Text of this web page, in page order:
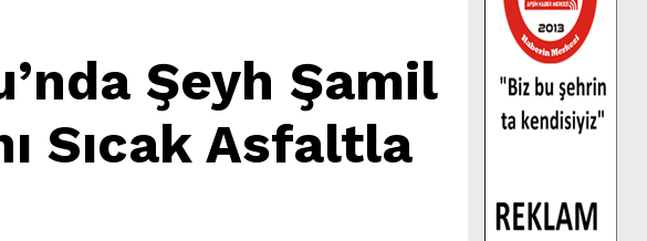
Şeyh Şamil
Sıcak Asfaltla